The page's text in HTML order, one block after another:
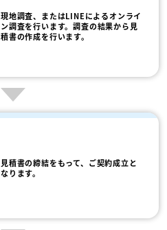
現地調査、またはLINEによるオンライ
ン調査を行います。調査の結果から見
積書の作成を行います。
見積書の締結をもって、ご契約成立と
なります。